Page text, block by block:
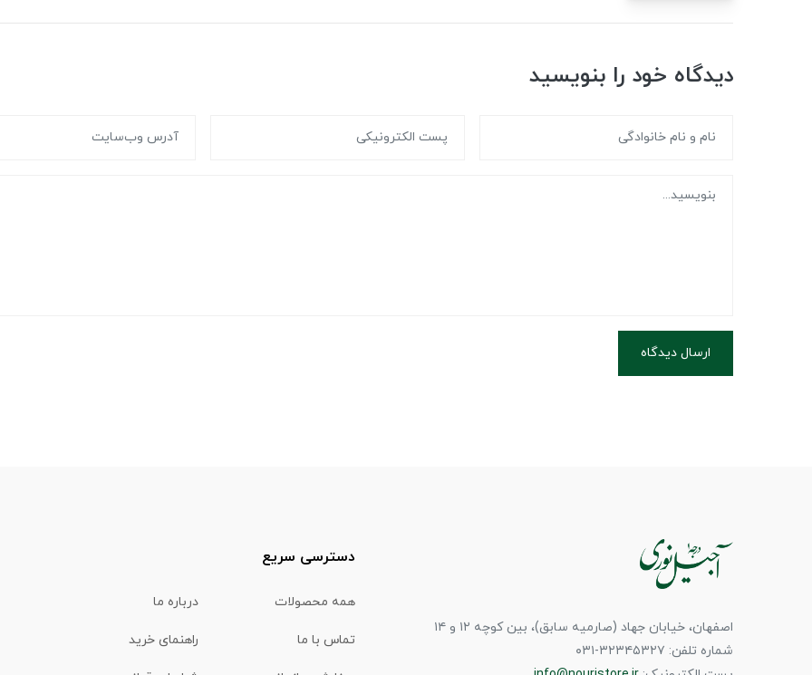
دیدگاه خود را بنویسید
ارسال دیدگاه
اصفهان، خیابان جهاد (صارمیه سابق)، بین کوچه ۱۲ و ۱۴
شماره تلفن: ۳۲۳۴۵۳۲۷-۰۳۱
دسترسی سریع
همه محصولات درباره ما
تماس با ما راهنمای خرید